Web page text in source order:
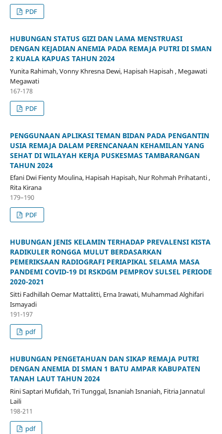
PDF
HUBUNGAN STATUS GIZI DAN LAMA MENSTRUASI
DENGAN KEJADIAN ANEMIA PADA REMAJA PUTRI DI SMAN
2 KUALA KAPUAS TAHUN 2024
Yunita Rahimah, Vonny Khresna Dewi, Hapisah Hapisah , Megawati
Megawati
167-178
PDF
PENGGUNAAN APLIKASI TEMAN BIDAN PADA PENGANTIN
USIA REMAJA DALAM PERENCANAAN KEHAMILAN YANG
SEHAT DI WILAYAH KERJA PUSKESMAS TAMBARANGAN
TAHUN 2024
Efani Dwi Fienty Moulina, Hapisah Hapisah, Nur Rohmah Prihatanti ,
Rita Kirana
179–190
PDF
HUBUNGAN JENIS KELAMIN TERHADAP PREVALENSI KISTA
RADIKULER RONGGA MULUT BERDASARKAN
PEMERIKSAAN RADIOGRAFI PERIAPIKAL SELAMA MASA
PANDEMI COVID-19 DI RSKDGM PEMPROV SULSEL PERIODE
2020-2021
Sitti Fadhillah Oemar Mattalitti, Erna Irawati, Muhammad Alghifari
Ismayadi
191-197
pdf
HUBUNGAN PENGETAHUAN DAN SIKAP REMAJA PUTRI
DENGAN ANEMIA DI SMAN 1 BATU AMPAR KABUPATEN
TANAH LAUT TAHUN 2024
Rini Saptari Mufidah, Tri Tunggal, Isnaniah Isnaniah, Fitria Jannatul
Laili
198-211
pdf